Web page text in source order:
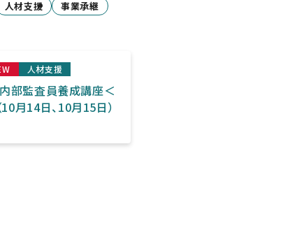
人材支援
事業承継
人材支援
部監査員養成講座＜
月14日、10月15日）